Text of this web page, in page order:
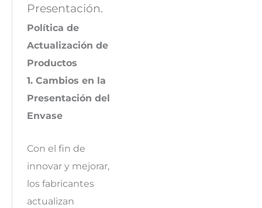
Presentación.
Política de
Actualización de
Productos
1. Cambios en la
Presentación del
Envase
Con el fin de
innovar y mejorar,
los fabricantes
actualizan